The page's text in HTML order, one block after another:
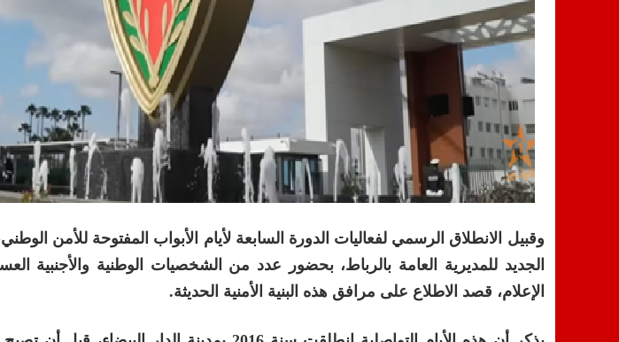
وقبيل الانطلاق الرسمي لفعاليات الدورة السابعة لأيام الأبواب المفتوحة للأمن
الجديد للمديرية العامة بالرباط، بحضور عدد من الشخصيات الوطنية والأجنبية
الإعلام، قصد الاطلاع على مرافق هذه البنية الأمنية الحديثة.